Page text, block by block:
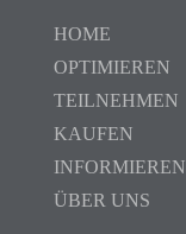
HOME
OPTIMIEREN
TEILNEHMEN
KAUFEN
INFORMIEREN
ÜBER UNS